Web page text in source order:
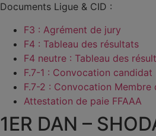
Documents Ligue & CID :
F3 : Agrément de jury
F4 : Tableau des résultats
F4 neutre : Tableau des
F.7-1 : Convocation candidat
F.7-2 : Convocation Membre
Attestation de paie FFAAA
1ER DAN –